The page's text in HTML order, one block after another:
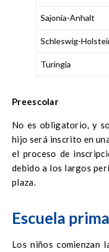
Sajonia-Anhalt
Schleswig-
Turingia
Preescolar
No es obligatorio, y
hijo será inscrito en
el proceso de
debido a los largos
plaza.
Escuela
Los niños comienzan